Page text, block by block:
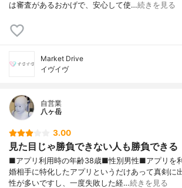
は審査があるおかげで、安心して使…続きを見る
Market Drive
イヴイヴ
自営業
八ヶ岳
3.00
見た目じゃ勝負できない人も勝負できる
■アプリ利用時の年齢38歳■性別男性■アプリを
婚相手に特化したアプリというだけあって真剣に
性が多いですし、一度失敗した経…続きを見る